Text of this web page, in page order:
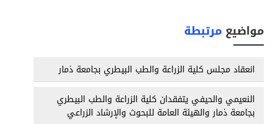
مواضيع مرتبطة
انعقاد مجلس كلية الزراعة والطب البيطري بجامعة ذمار
النعيمي والحيفي يتفقدان كلية الزراعة والطب البيطري
بجامعة ذمار والهيئة العامة للبحوث والإرشاد الزراعي